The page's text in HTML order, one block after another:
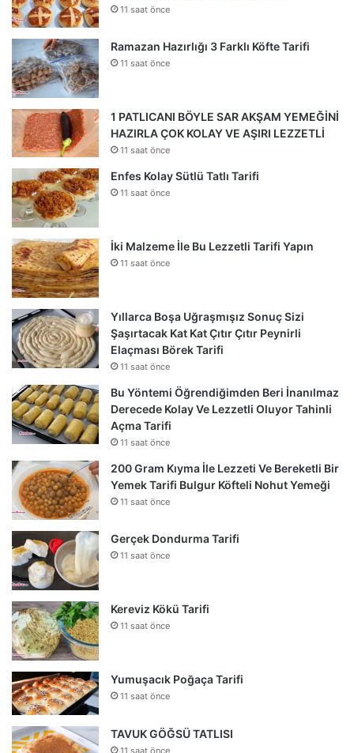
11 saat önce
Ramazan Hazırlığı 3 Farklı Köfte Tarifi
11 saat önce
1 PATLICANI BÖYLE SAR AKŞAM YEMEĞİNİ
HAZIRLA ÇOK KOLAY VE AŞIRI LEZZETLİ
11 saat önce
Enfes Kolay Sütlü Tatlı Tarifi
11 saat önce
İki Malzeme İle Bu Lezzetli Tarifi Yapın
11 saat önce
Yıllarca Boşa Uğraşmışız Sonuç Sizi
Şaşırtacak Kat Kat Çıtır Çıtır Peynirli
Elaçması Börek Tarifi
11 saat önce
Bu Yöntemi Öğrendiğimden Beri İnanılmaz
Derecede Kolay Ve Lezzetli Oluyor Tahinli
Açma Tarifi
11 saat önce
200 Gram Kıyma İle Lezzeti Ve Bereketli Bir
Yemek Tarifi Bulgur Köfteli Nohut Yemeği
11 saat önce
Gerçek Dondurma Tarifi
11 saat önce
Kereviz Kökü Tarifi
11 saat önce
Yumuşacık Poğaça Tarifi
11 saat önce
TAVUK GÖĞSÜ TATLISI
11 saat önce